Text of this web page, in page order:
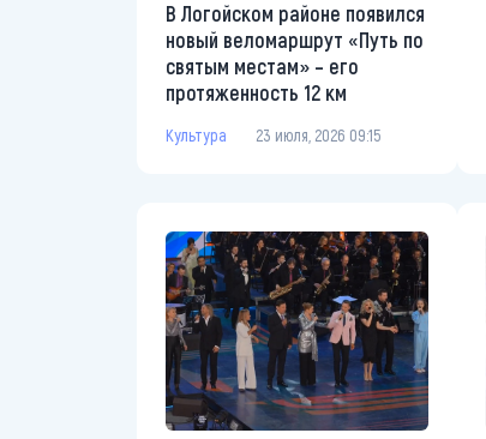
В Логойском районе появился
новый веломаршрут «Путь по
святым местам» – его
протяженность 12 км
Культура 23 июля, 2026 09:15